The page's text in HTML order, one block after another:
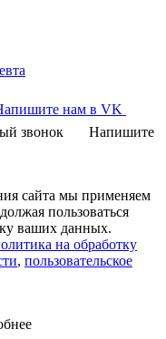
нам в VK
звонок
Напишите
сайта мы применяем
пользоваться
ваших данных.
на обработку
, пользовательское